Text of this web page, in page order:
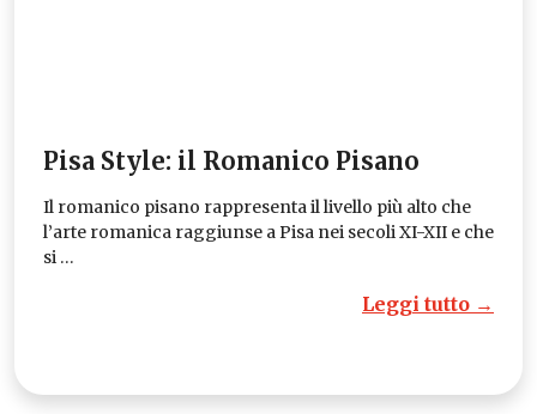
Pisa Style: il Romanico Pisano
Il romanico pisano rappresenta il livello più alto che
l’arte romanica raggiunse a Pisa nei secoli XI-XII e che
si …
Leggi tutto →